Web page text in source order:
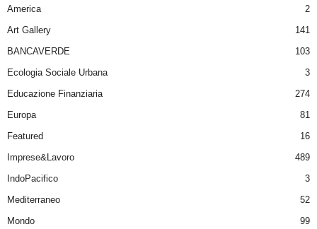
America
2
Art Gallery
141
BANCAVERDE
103
Ecologia Sociale Urbana
3
Educazione Finanziaria
274
Europa
81
Featured
16
Imprese&Lavoro
489
IndoPacifico
3
Mediterraneo
52
Mondo
99